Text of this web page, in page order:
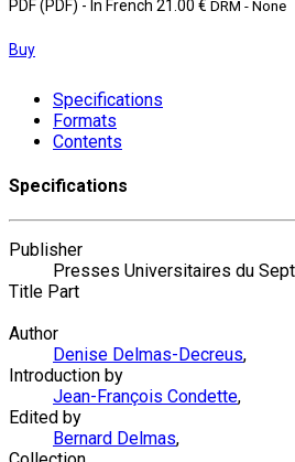
PDF (PDF) - In French 21.00 € DRM - None
Buy
Specifications
Formats
Contents
Specifications
Publisher
Presses Universitaires du
Title Part
Author
Denise Delmas-Decreus,
Introduction by
Jean-François Condette,
Edited by
Bernard Delmas,